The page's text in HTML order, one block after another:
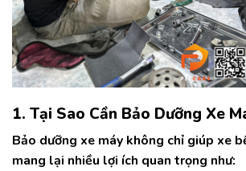
1. Tại Sao Cần Bảo Dưỡng Xe
Bảo dưỡng xe máy không chỉ giúp xe
mang lại nhiều lợi ích quan trọng như: